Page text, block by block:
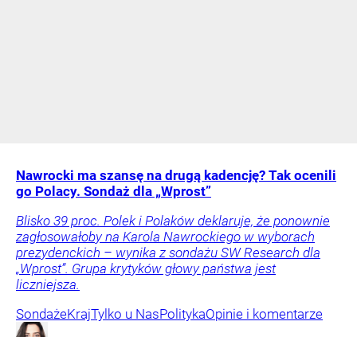
Nawrocki ma szansę na drugą kadencję? Tak ocenili
go Polacy. Sondaż dla „Wprost”
Blisko 39 proc. Polek i Polaków deklaruje, że ponownie
zagłosowałoby na Karola Nawrockiego w wyborach
prezydenckich – wynika z sondażu SW Research dla
„Wprost”. Grupa krytyków głowy państwa jest
liczniejsza.
SondażeKrajTylko u NasPolitykaOpinie i komentarze